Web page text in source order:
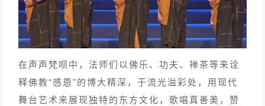
在声声梵呗中，法师们以佛乐、功夫、禅茶等来诠
释佛教“感恩”的博大精深，于流光溢彩处，用现代
舞台艺术来展现独特的东方文化，歌唱真善美，赞